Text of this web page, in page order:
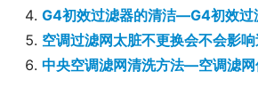
G4初效过滤器的清洁—G4初效过
空调过滤网太脏不更换会不会影
中央空调滤网清洗方法—空调滤